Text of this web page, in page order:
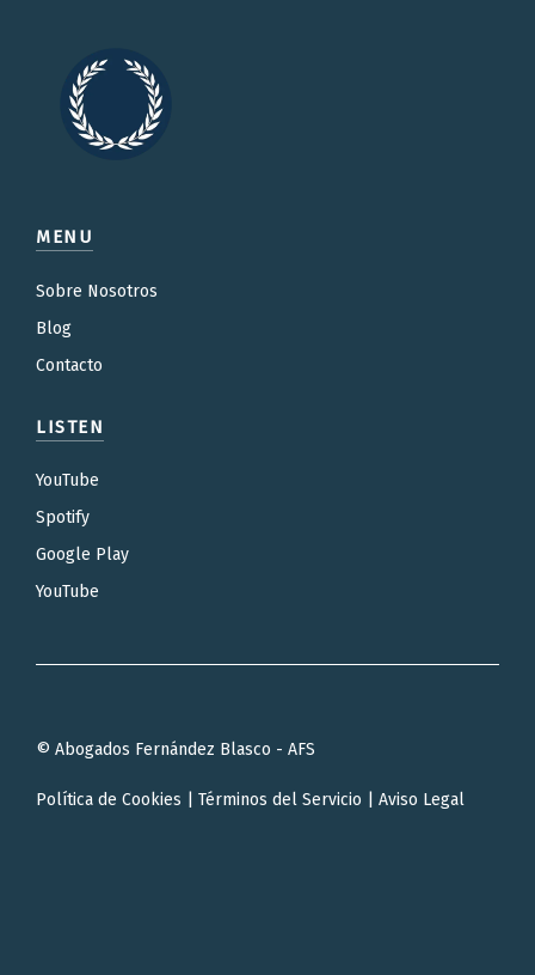
MENU
Sobre Nosotros
Blog
Contacto
LISTEN
YouTube
Spotify
Google Play
YouTube
© Abogados Fernández Blasco - AFS
Política de Cookies Términos del Servicio Aviso Legal